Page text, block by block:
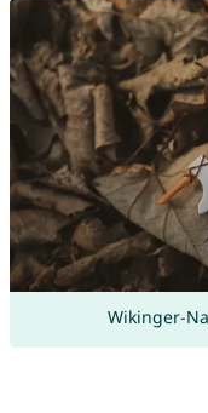
Wikinger-